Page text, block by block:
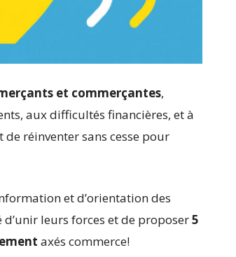
et commerçantes,
aux difficultés financières, et à
de réinventer sans cesse pour
et d’orientation des
d’unir leurs forces et de proposer5
axés commerce!